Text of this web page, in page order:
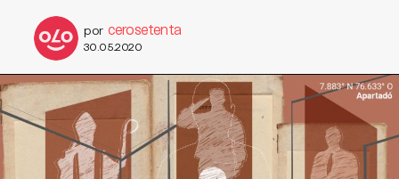
por cerosetenta
30.05.2020